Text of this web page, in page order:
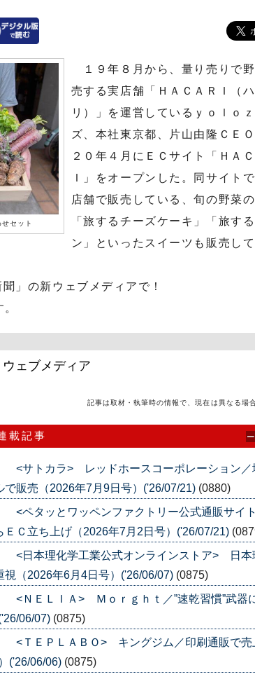
セット
１９年８月から、量り売りで野
売する実店舗「ＨＡＣＡＲＩ（ハ
リ）」を運営しているｙｏｌｏ
ズ、本社東京都、片山由隆ＣＥＯ
２０年４月にＥＣサイト「ＨＡＣ
Ｉ」をオープンした。同サイト
店舗で販売している、旬の野菜の
「旅するチーズケーキ」「旅する
ン」といったスイーツも販売して
」の新ウェブメディアで！
ェブメディア
記事は取材・執筆時の情報で、現在は異なる場
載記事
<サトカラ> レッドホースコーポレーション／
販売（2026年7月9日号）('26/07/21) (0880)
<ペタッとワッペンファクトリー公式通販サイ
ＥＣ立ち上げ（2026年7月2日号）('26/07/21)
<日本理化学工業公式オンラインストア> 日本
（2026年6月4日号）('26/06/07) (0875)
<ＮＥＬＩＡ> Ｍｏｒｇｈｔ／”速乾習慣”武器
06/07) (0875)
<ＴＥＰＬＡＢＯ> キングジム／印刷通販で売
('26/06/06) (0875)